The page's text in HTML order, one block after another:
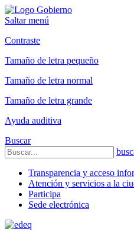
Saltar menú
Contraste
Tamaño de letra pequeño
Tamaño de letra normal
Tamaño de letra grande
Ayuda auditiva
Buscar
Transparencia y acceso
Atención y servicios a la
Participa
Sede electrónica